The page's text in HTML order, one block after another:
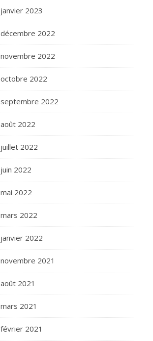
janvier 2023
décembre 2022
novembre 2022
octobre 2022
septembre 2022
août 2022
juillet 2022
juin 2022
mai 2022
mars 2022
janvier 2022
novembre 2021
août 2021
mars 2021
février 2021